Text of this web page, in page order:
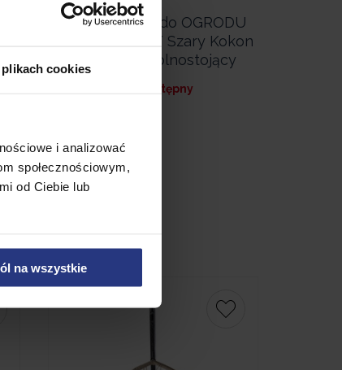
plikach cookies
i analizować
społecznościowym,
od Ciebie lub
na wszystkie
Fotel Wiszący do OGRODU
Dalia Antracyt / Szary Kokon
Huśtawka Wolnostojący
• Niedostępny